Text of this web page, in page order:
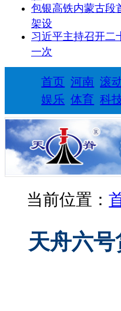
包银高铁内蒙古段
架设
习近平主持召开二
一次
首页 河南 滚
娱乐 体育 科
当前位置：
天舟六